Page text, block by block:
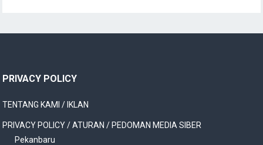
PRIVACY POLICY
TENTANG KAMI / IKLAN
PRIVACY POLICY / ATURAN / PEDOMAN MEDIA SIBER
Pekanbaru